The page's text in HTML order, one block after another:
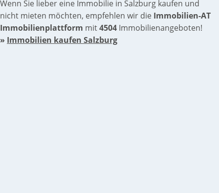
Wenn Sie lieber eine Immobilie in Salzburg kaufen und
nicht mieten möchten, empfehlen wir die Immobilien-AT
Immobilienplattform mit4504 Immobilienangeboten!
» Immobilien kaufen Salzburg